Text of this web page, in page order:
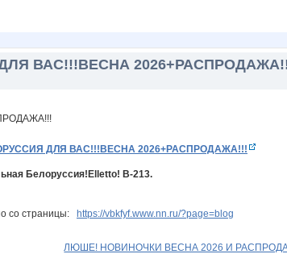
ВАС!!!ВЕСНА
ДЛЯ ВАС!!!ВЕСНА 2026+РАСПРОДАЖА!!!
Белоруссия!Elletto! В-213.
со страницы: https://vbkfyf.www.nn.ru/?page=blog
ЛЮШЕ! НОВИНОЧКИ ВЕСНА 2026 И